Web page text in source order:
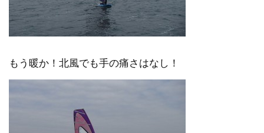
もう暖か！北風でも手の痛さはなし！